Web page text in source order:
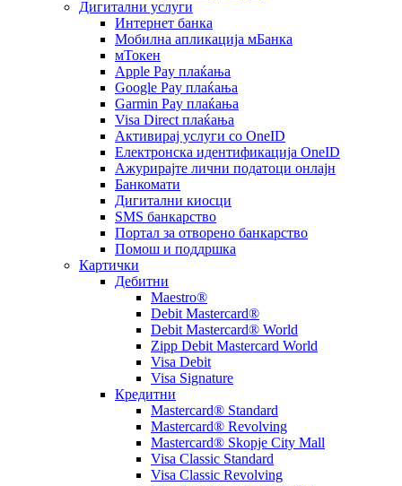
Дигитални услуги
Интернет банка
Мобилна апликација мБанка
мТокен
Apple Pay плаќања
Google Pay плаќања
Garmin Pay плаќања
Visa Direct плаќања
Активирај услуги со OneID
Електронска идентификација OneID
Ажурирајте лични податоци онлајн
Банкомати
Дигитални киосци
SMS банкарство
Портал за отворeно банкарство
Помош и поддршка
Картички
Дебитни
Maestro®
Debit Mastercard®
Debit Mastercard® World
Zipp Debit Mastercard World
Visa Debit
Visa Signature
Кредитни
Mastercard® Standard
Mastercard® Revolving
Mastercard® Skopje City Mall
Visa Classic Standard
Visa Classic Revolving